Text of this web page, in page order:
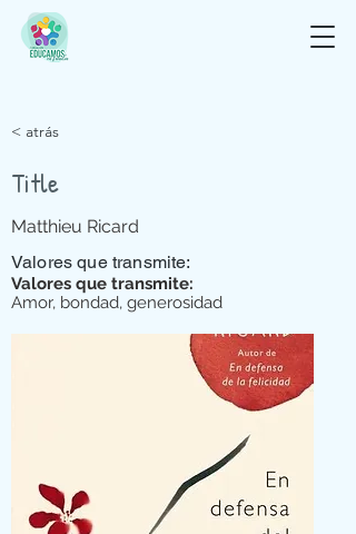
< atrás
Title
Matthieu Ricard
Valores que transmite:
Valores que transmite:
Amor, bondad, generosidad